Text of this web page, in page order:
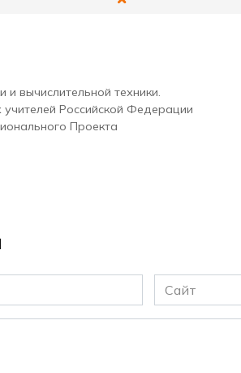
вычислительной техники.
Российской Федерации
Проекта
Сайт